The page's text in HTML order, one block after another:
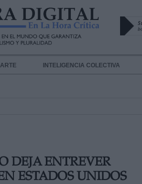
ARTE INTELIGENCIA COLECTIVA
DEJA ENTREVER
ESTADOS UNIDOS